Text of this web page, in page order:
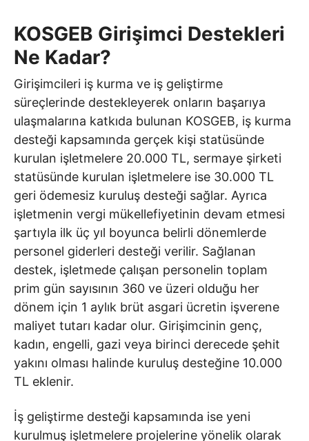
KOSGEB Girişimci Destekleri
Ne Kadar?
Girişimcileri iş kurma ve iş geliştirme
süreçlerinde destekleyerek onların başarıya
ulaşmalarına katkıda bulunan KOSGEB, iş kurma
desteği kapsamında gerçek kişi statüsünde
kurulan işletmelere 20.000 TL, sermaye şirketi
statüsünde kurulan işletmelere ise 30.000 TL
geri ödemesiz kuruluş desteği sağlar. Ayrıca
işletmenin vergi mükellefiyetinin devam etmesi
şartıyla ilk üç yıl boyunca belirli dönemlerde
personel giderleri desteği verilir. Sağlanan
destek, işletmede çalışan personelin toplam
prim gün sayısının 360 ve üzeri olduğu her
dönem için 1 aylık brüt asgari ücretin işverene
maliyet tutarı kadar olur. Girişimcinin genç,
kadın, engelli, gazi veya birinci derecede şehit
yakını olması halinde kuruluş desteğine 10.000
TL eklenir.
İş geliştirme desteği kapsamında ise yeni
kurulmuş işletmelere projelerine yönelik olarak